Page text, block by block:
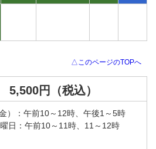
△このページのTOPへ
円（税込）
）：午前10～12時、午後1～5時
日：午前10～11時、11～12時